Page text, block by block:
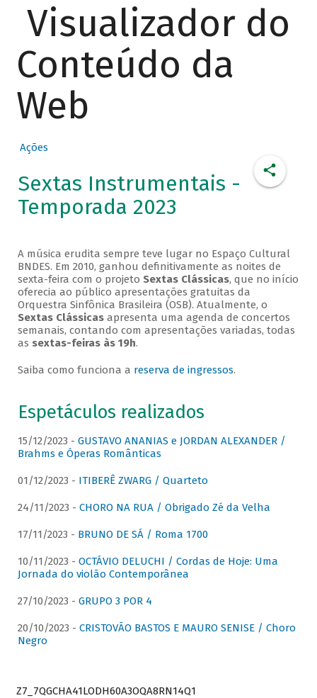
Visualizador do
Conteúdo da
Web
Ações
Sextas Instrumentais -
Temporada 2023
A música erudita sempre teve lugar no Espaço Cultural
BNDES. Em 2010, ganhou definitivamente as noites de
sexta-feira com o projeto Sextas Clássicas, que no início
oferecia ao público apresentações gratuitas da
Orquestra Sinfônica Brasileira (OSB). Atualmente, o
Sextas Clássicasapresenta uma agenda de concertos
semanais, contando com apresentações variadas, todas
as sextas-feiras às 19h.
Saiba como funciona a reserva de ingressos.
Espetáculos realizados
15/12/2023 - GUSTAVO ANANIAS e JORDAN ALEXANDER /
Brahms e Óperas Românticas
01/12/2023 - ITIBERÊ ZWARG / Quarteto
24/11/2023 - CHORO NA RUA / Obrigado Zé da Velha
17/11/2023 - BRUNO DE SÁ / Roma 1700
10/11/2023 - OCTÁVIO DELUCHI / Cordas de Hoje: Uma
Jornada do violão Contemporânea
27/10/2023 - GRUPO 3 POR 4
20/10/2023 - CRISTOVÃO BASTOS E MAURO SENISE / Choro
Negro
Z7_7QGCHA41LODH60A3OQA8RN14Q1